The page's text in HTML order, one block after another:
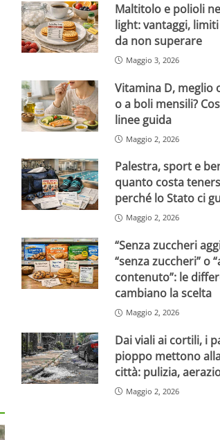
Maltitolo e polioli
light: vantaggi,
da non superare
Maggio 3, 2026
Vitamina D, meglio
o a boli mensili?
linee guida
Maggio 2, 2026
Palestra, sport e
quanto costa
perché lo Stato ci
Maggio 2, 2026
“Senza zuccheri
“senza zuccheri” o
contenuto”: le
cambiano la scelta
Maggio 2, 2026
Dai viali ai cortili, i
pioppo mettono
città: pulizia,
Maggio 2, 2026